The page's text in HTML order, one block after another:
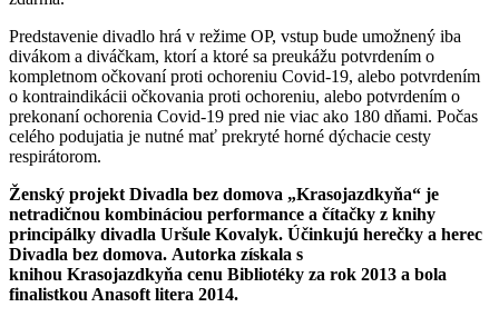
Predstavenie divadlo hrá v režime OP, vstup bude umožnený iba
divákom a diváčkam, ktorí a ktoré sa preukážu potvrdením o
kompletnom očkovaní proti ochoreniu Covid-19, alebo potvrdením
o kontraindikácii očkovania proti ochoreniu, alebo potvrdením o
prekonaní ochorenia Covid-19 pred nie viac ako 180 dňami. Počas
celého podujatia je nutné mať prekryté horné dýchacie cesty
respirátorom.
Ženský projekt Divadla bez domova „Krasojazdkyňa“ je
netradičnou kombináciou performance a čítačky z knihy
principálky divadla Uršule Kovalyk. Účinkujú herečky a herec
Divadla bez domova. Autorka získala s
knihou Krasojazdkyňa cenu Bibliotéky za rok 2013 a bola
finalistkou Anasoft litera 2014.